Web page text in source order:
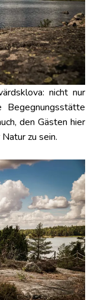
nicht nur
Begegnungsstätte
den Gästen hier
zu sein.